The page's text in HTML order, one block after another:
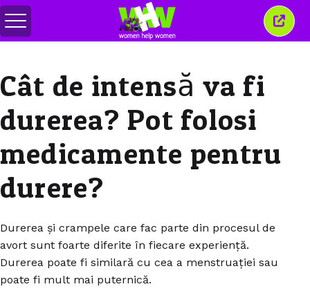
Comută
meniul
Cât de intensă va fi
durerea? Pot folosi
medicamente pentru
durere?
Durerea și crampele care fac parte din procesul de
avort sunt foarte diferite în fiecare experiență.
Durerea poate fi similară cu cea a menstruației sau
poate fi mult mai puternică.